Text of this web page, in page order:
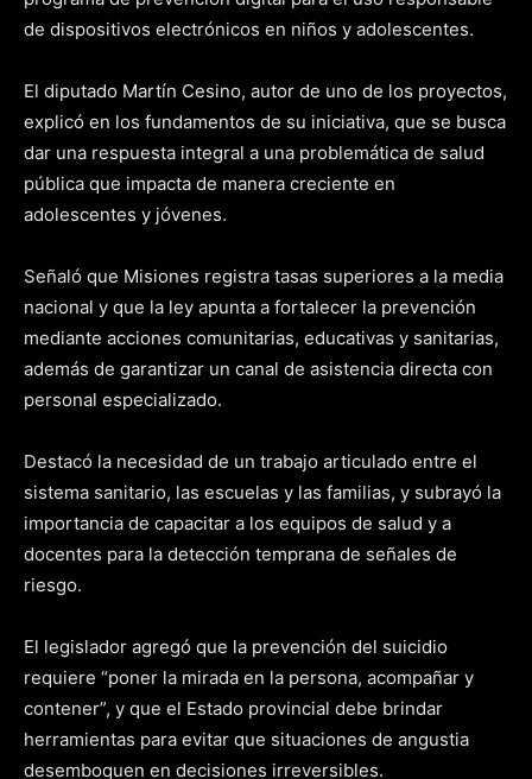
de dispositivos electrónicos en niños y adolescentes.
El diputado Martín Cesino, autor de uno de los proyectos,
explicó en los fundamentos de su iniciativa, que se busca
dar una respuesta integral a una problemática de salud
pública que impacta de manera creciente en
adolescentes y jóvenes.
Señaló que Misiones registra tasas superiores a la media
nacional y que la ley apunta a fortalecer la prevención
mediante acciones comunitarias, educativas y sanitarias,
además de garantizar un canal de asistencia directa con
personal especializado.
Destacó la necesidad de un trabajo articulado entre el
sistema sanitario, las escuelas y las familias, y subrayó la
importancia de capacitar a los equipos de salud y a
docentes para la detección temprana de señales de
riesgo.
El legislador agregó que la prevención del suicidio
requiere “poner la mirada en la persona, acompañar y
contener”, y que el Estado provincial debe brindar
herramientas para evitar que situaciones de angustia
desemboquen en decisiones irreversibles.